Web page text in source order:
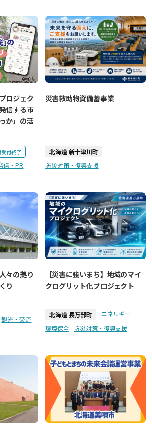
ロジェク
信する市
か」の活
受付終了
信・PR
災害救助物資備蓄事業
北海道 新十津川町
防災対策・復興支援
々の拠り
り
観光・交流
【災害に強いまち】地域のマイ
クログリット化プロジェクト
北海道 長万部町
エネルギー
環境保全
防災対策・復興支援